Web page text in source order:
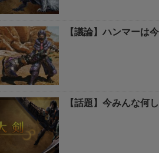
【議論】ハンマーは
【話題】今みんな何